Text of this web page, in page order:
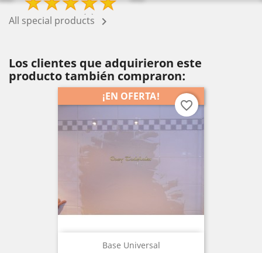
All special products 
Los clientes que adquirieron este
producto también compraron:
Base Universal
¡EN OFERTA!
favorite_border